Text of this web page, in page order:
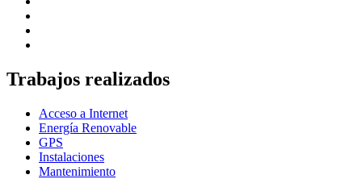
Trabajos realizados
Acceso a Internet
Energía Renovable
GPS
Instalaciones
Mantenimiento